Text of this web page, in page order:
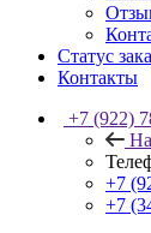
Статус
Контакты
+7 (922)
+7
+7